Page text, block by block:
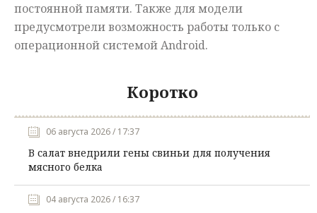
постоянной памяти. Также для модели
предусмотрели возможность работы только с
операционной системой Android.
Коротко
06 августа 2026 / 17:37
В салат внедрили гены свиньи для получения
мясного белка
04 августа 2026 / 16:37